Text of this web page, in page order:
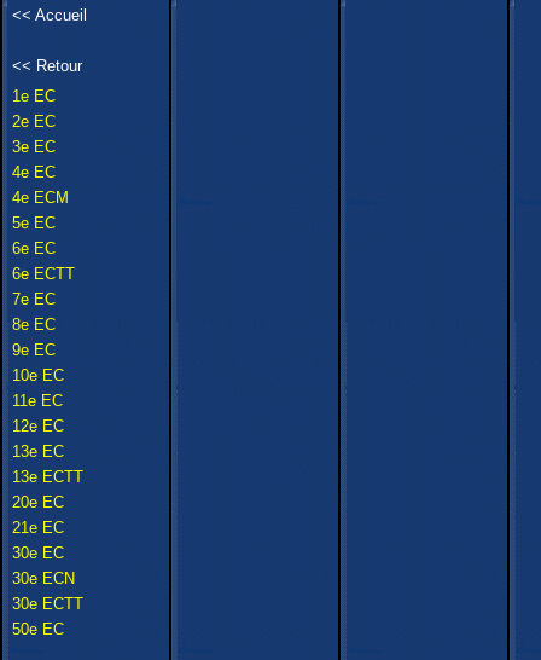
<< Accueil
<< Retour
1e EC
2e EC
3e EC
4e EC
4e ECM
5e EC
6e EC
6e ECTT
7e EC
8e EC
9e EC
10e EC
11e EC
12e EC
13e EC
13e ECTT
20e EC
21e EC
30e EC
30e ECN
30e ECTT
50e EC